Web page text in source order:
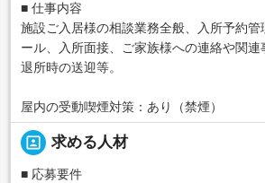
■ 仕事内容
施設ご入居様の相談業務全般、入所予約管
ール、入所面接、ご家族様への連絡や関連
退所時の送迎等。
屋内の受動喫煙対策：あり（禁煙）
portrait 求める人材
■ 応募要件